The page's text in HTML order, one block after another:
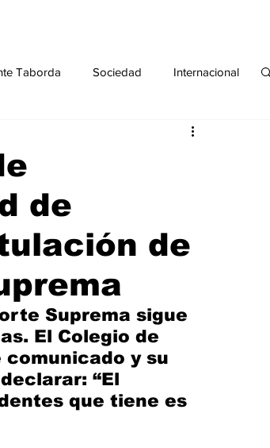
Taborda Sociedad Internacional
de
de
Suprema sigue
El Colegio de
y su
“El
que tiene es